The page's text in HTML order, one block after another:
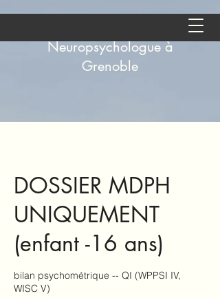
Neuropsychologue à
Grenoble
DOSSIER MDPH
UNIQUEMENT
(enfant -16 ans)
bilan psychométrique -- QI (WPPSI IV,
WISC V)